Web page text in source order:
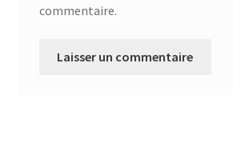
commentaire.